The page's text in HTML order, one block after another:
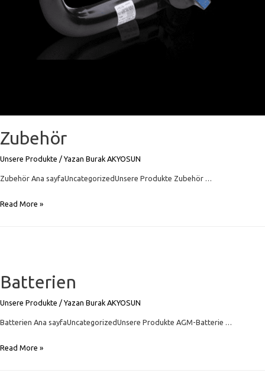
Zubehör
Unsere Produkte / Yazan Burak AKYOSUN
Zubehör Ana sayfaUncategorizedUnsere Produkte Zubehör …
Zubehör
Read More »
Batterien
Unsere Produkte / Yazan Burak AKYOSUN
Batterien Ana sayfaUncategorizedUnsere Produkte AGM-Batterie …
Batterien
Read More »